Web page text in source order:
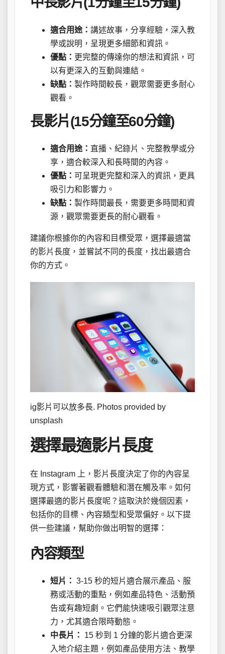
適合用途： 講述故事，分享經驗，深入教
學或說明，呈現更多細節和資訊。
優點： 更完整的傳達你的想法和資訊，可
以有更深入的互動與連結。
缺點： 製作時間較長，觀眾需要更多耐心
觀看。
長影片(15分鐘至60分鐘)
適合用途： 直播、紀錄片、完整教學或分
享，適合較深入和長時間的內容。
優點： 可呈現更完整和深入的資訊，更具
吸引力和影響力。
缺點： 製作時間最長，需要更多時間和資
源，觀眾需要更長的耐心觀看。
建議你根據你的內容和目標受眾，選擇最適當
的影片長度，並嘗試不同的長度，找出最適合
你的方式。
ig影片可以放多長. Photos provided by
unsplash
選擇最適影片長度
在 Instagram 上，影片長度決定了你的內容呈
現方式，影響著觀看體驗和潛在觸及率。如何
選擇最適的影片長度呢？這取決於幾個因素，
包括你的目標、內容類型和受眾偏好。以下提
供一些建議，幫助你做出明智的選擇：
內容類型
短片： 3-15 秒的短片適合展示產品、服
務或活動的重點，例如產品特色、活動預
告或有趣短劇。它們能快速吸引觀眾注意
力，尤其適合限時動態。
中長片：
15 秒到 1 分鐘的影片適合更深
入地介紹主題，例如產品使用方法、教學